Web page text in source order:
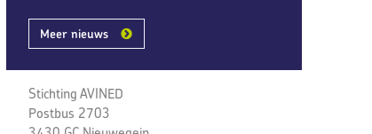
Meer nieuws
Stichting AVINED
Postbus 2703